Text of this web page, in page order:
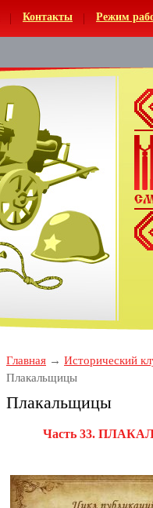
Контакты Режим
Главная
Исторический
Плакальщицы
Плакальщицы
Часть 33.